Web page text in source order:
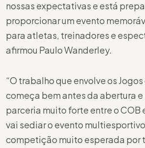
nossas expectativas e está
proporcionar um evento
para atletas, treinadores e
afirmou Paulo Wanderley.
“O trabalho que envolve os
começa bem antes da abertura e
parceria muito forte entre o COB
vai sediar o evento
competição muito esperada por